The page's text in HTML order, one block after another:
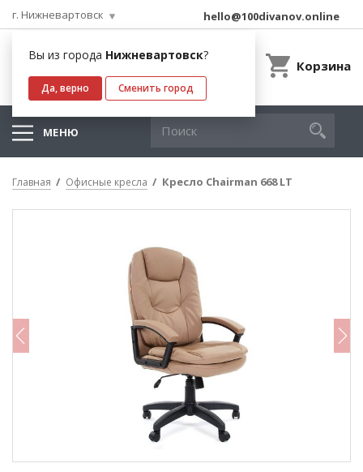
г. Нижневартовск
Вы из города Нижневартовск?
Да, верно Сменить город
hello@100divanov.online
Корзина
МЕНЮ
Главная Офисные кресла Кресло Chairman 668 LT